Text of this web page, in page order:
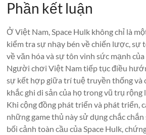
Phần kết luận
Ở Việt Nam, Space Hulk không chỉ là
kiểm tra sự nhạy bén về chiến lược, sự
về văn hóa và sự tôn vinh sức mạnh
Người chơi Việt Nam tiếp tục điều
sự kết hợp giữa trí tuệ truyền thống và
khắc ghi di sản của họ trong vũ trụ rộng
Khi cộng đồng phát triển và phát triển,
những game thủ này sử dụng chắc
bối cảnh toàn cầu của Space Hulk,